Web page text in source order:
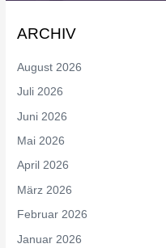
ARCHIV
August 2026
Juli 2026
Juni 2026
Mai 2026
April 2026
März 2026
Februar 2026
Januar 2026